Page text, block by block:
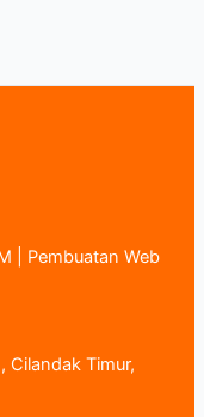
| Pembuatan Web
Cilandak Timur,